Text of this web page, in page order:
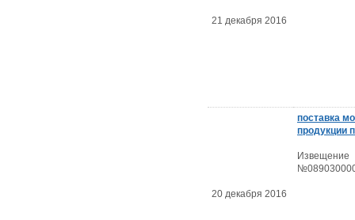
21 декабря 2016
20 декабря 2016
поставка
продукции
Извещение